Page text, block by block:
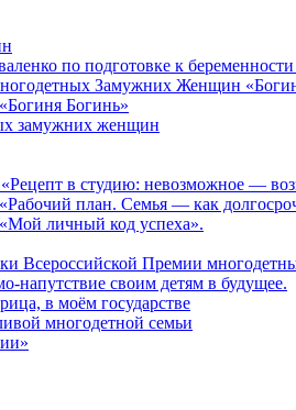
по подготовке к
Замужних Женщин
Богинь»
замужних женщин
«Рецепт в студию: невозможное —
план. Семья — как
личный код успеха».
Всероссийской Премии
напутствие своим детям в будущее.
в моëм государстве
многодетной семьи